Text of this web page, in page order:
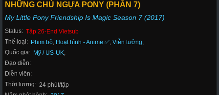
NHỮNG CHÚ NGỰA PONY (PHẦN 7)
My Little Pony Friendship Is Magic Season 7 (2017)
Status: Tập 26-End Vietsub
Thể loại: Phim bộ, Hoạt hình - Anime ✅, Viễn tưởng,
Quốc gia: Mỹ / US-UK,
Đạo diễn:
Diễn viên:
Thời lượng: 24 phút/tập